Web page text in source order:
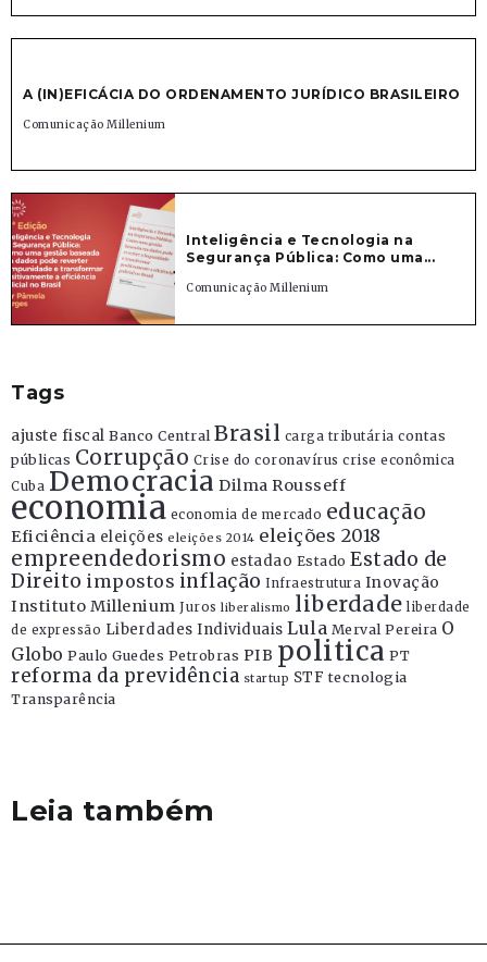
A (IN)EFICÁCIA DO ORDENAMENTO JURÍDICO BRASILEIRO
Comunicação Millenium
Inteligência e Tecnologia na
Segurança Pública: Como uma...
Comunicação Millenium
Tags
ajuste fiscal Banco Central Brasil carga tributária contas
públicas Corrupção Crise do coronavírus crise econômica
Cuba Democracia Dilma Rousseff
economia economia de mercado educação
Eficiência eleições eleições 2014 eleições 2018
empreendedorismo estadao Estado Estado de
Direito impostos inflação Infraestrutura Inovação
Instituto Millenium Juros liberalismo liberdade liberdade
de expressão Liberdades Individuais Lula Merval Pereira O
Globo Paulo Guedes Petrobras PIB politica PT
reforma da previdência startup STF tecnologia
Transparência
Leia também